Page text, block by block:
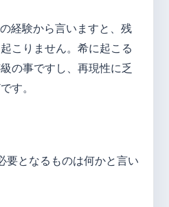
経験から言いますと、残
こりません。希に起こる
の事ですし、再現性に乏
す。
要となるものは何かと言い